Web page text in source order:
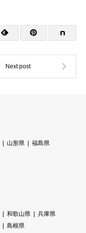
山形県
福島県
和歌山県
兵庫県
島根県